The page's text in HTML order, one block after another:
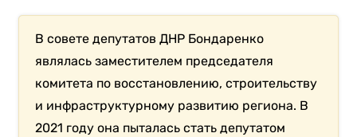
В совете депутатов ДНР Бондаренко
являлась заместителем председателя
комитета по восстановлению, строительству
и инфраструктурному развитию региона. В
2021 году она пыталась стать депутатом